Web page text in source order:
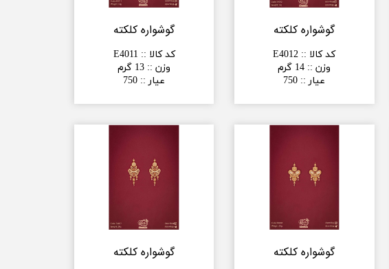
گوشواره کلکته
کد کالا ::
E4012
وزن :: 14 گرم
عیار ::
750
گوشواره کلکته
کد کالا ::
E4011
وزن :: 13 گرم
عیار ::
750
گوشواره کلکته گوشواره کلکته